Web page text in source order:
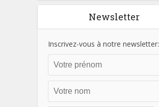
Newsletter
Inscrivez-vous à notre newsletter: